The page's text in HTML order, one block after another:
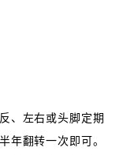
、左右或头脚定期
年翻转一次即可。